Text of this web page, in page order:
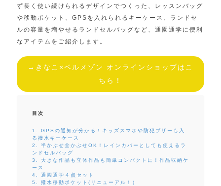
ず長く使い続けられるデザインでつくった、レッスンバッグ
や移動ポケット、GPSを入れられるキーケース、ランドセ
ルの容量を増やせるランドセルバッグなど、通園通学に便利
なアイテムをご紹介します。
→きなこ×ベルメゾン オンラインショップはこ
ちら！
目次
1. GPSの通知が分かる！キッズスマホや防犯ブザーも入
る撥水キーケース
2. 半かぶせ全かぶせOK！レインカバーとしても使えるラ
ンドセルバッグ
3. 大きな作品も立体作品も簡単コンパクトに！作品収納ケ
ース
4. 通園通学４点セット
5. 撥水移動ポケット(リニューアル！）